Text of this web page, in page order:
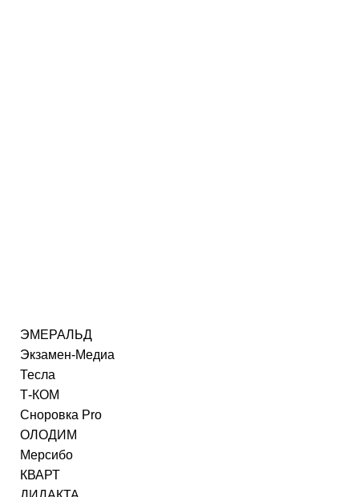
ЭМЕРАЛЬД
Экзамен-Медиа
Тесла
Т-КОМ
Сноровка Pro
ОЛОДИМ
Мерсибо
КВАРТ